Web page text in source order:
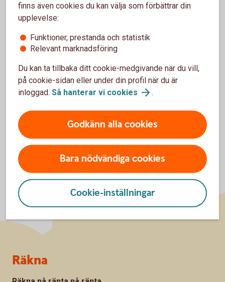
Administrera pensionsplan
Ändra löner enkelt, gör premieuppehåll, lägg till och
ta bort anställda eller beställ faktura för extra
Administrerapensionsplan
finns även cookies du kan välja som förbättrar din
upplevelse:
Funktioner, prestanda och statistik
Relevant marknadsföring
Du kan ta tillbaka ditt cookie-medgivande när du vill,
på cookie-sidan eller under din profil när du är
inloggad. Så hanterar vi cookies .
Godkänn alla cookies
Bara nödvändiga cookies
Cookie-inställningar
Sidfot
Räkna